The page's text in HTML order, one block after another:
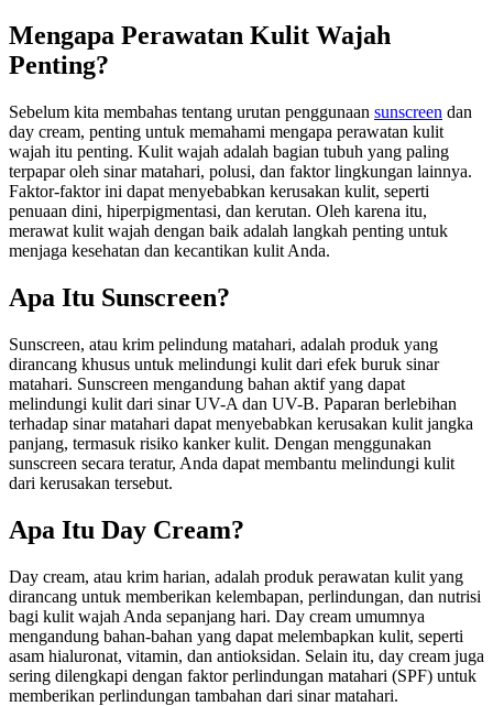
Mengapa Perawatan Kulit Wajah
Penting?
Sebelum kita membahas tentang urutan penggunaan sunscreen dan
day cream, penting untuk memahami mengapa perawatan kulit
wajah itu penting. Kulit wajah adalah bagian tubuh yang paling
terpapar oleh sinar matahari, polusi, dan faktor lingkungan lainnya.
Faktor-faktor ini dapat menyebabkan kerusakan kulit, seperti
penuaan dini, hiperpigmentasi, dan kerutan. Oleh karena itu,
merawat kulit wajah dengan baik adalah langkah penting untuk
menjaga kesehatan dan kecantikan kulit Anda.
Apa Itu Sunscreen?
Sunscreen, atau krim pelindung matahari, adalah produk yang
dirancang khusus untuk melindungi kulit dari efek buruk sinar
matahari. Sunscreen mengandung bahan aktif yang dapat
melindungi kulit dari sinar UV-A dan UV-B. Paparan berlebihan
terhadap sinar matahari dapat menyebabkan kerusakan kulit jangka
panjang, termasuk risiko kanker kulit. Dengan menggunakan
sunscreen secara teratur, Anda dapat membantu melindungi kulit
dari kerusakan tersebut.
Apa Itu Day Cream?
Day cream, atau krim harian, adalah produk perawatan kulit yang
dirancang untuk memberikan kelembapan, perlindungan, dan nutrisi
bagi kulit wajah Anda sepanjang hari. Day cream umumnya
mengandung bahan-bahan yang dapat melembapkan kulit, seperti
asam hialuronat, vitamin, dan antioksidan. Selain itu, day cream juga
sering dilengkapi dengan faktor perlindungan matahari (SPF) untuk
memberikan perlindungan tambahan dari sinar matahari.